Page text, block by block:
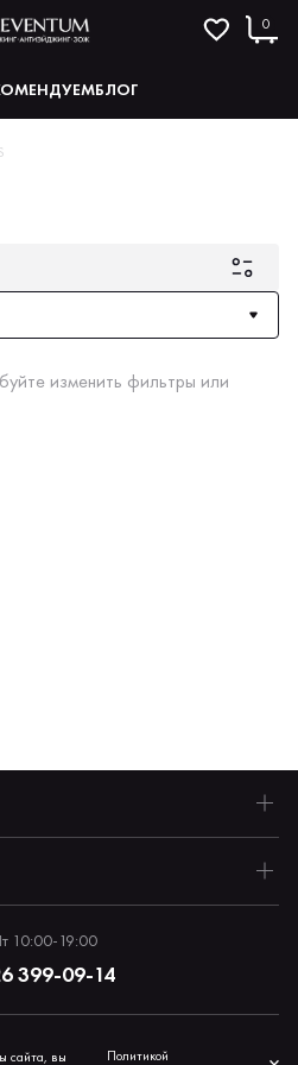
0
БЛОГ
изменить фильтры или
10:00-19:00
399-09-14
данных
сайта, вы
Политикой